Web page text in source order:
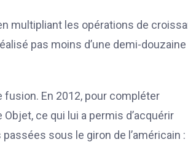
multipliant les opérations de
pas moins d’une demi-douzaine
fusion. En 2012, pour compléter
ce qui lui a permis d’acquérir
sous le giron de l’américain :